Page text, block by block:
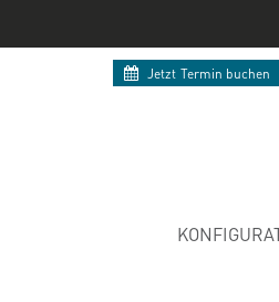
Jetzt Termin buchen